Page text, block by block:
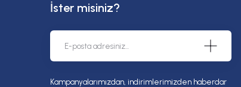
İster misiniz?
Kampanyalarımızdan, indirimlerimizden haberdar